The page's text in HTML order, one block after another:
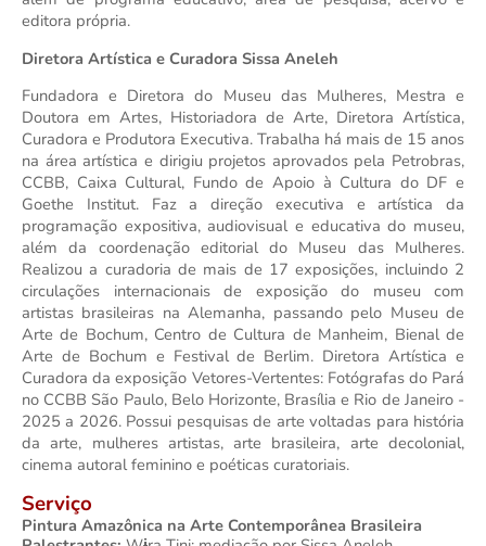
editora própria.
Diretora Artística e Curadora Sissa Aneleh
Fundadora e Diretora do Museu das Mulheres, Mestra e
Doutora em Artes, Historiadora de Arte, Diretora Artística,
Curadora e Produtora Executiva. Trabalha há mais de 15 anos
na área artística e dirigiu projetos aprovados pela Petrobras,
CCBB, Caixa Cultural, Fundo de Apoio à Cultura do DF e
Goethe Institut. Faz a direção executiva e artística da
programação expositiva, audiovisual e educativa do museu,
além da coordenação editorial do Museu das Mulheres.
Realizou a curadoria de mais de 17 exposições, incluindo 2
circulações internacionais de exposição do museu com
artistas brasileiras na Alemanha, passando pelo Museu de
Arte de Bochum, Centro de Cultura de Manheim, Bienal de
Arte de Bochum e Festival de Berlim. Diretora Artística e
Curadora da exposição Vetores-Vertentes: Fotógrafas do Pará
no CCBB São Paulo, Belo Horizonte, Brasília e Rio de Janeiro -
2025 a 2026. Possui pesquisas de arte voltadas para história
da arte, mulheres artistas, arte brasileira, arte decolonial,
cinema autoral feminino e poéticas curatoriais.
Serviço
Pintura Amazônica na Arte Contemporânea Brasileira